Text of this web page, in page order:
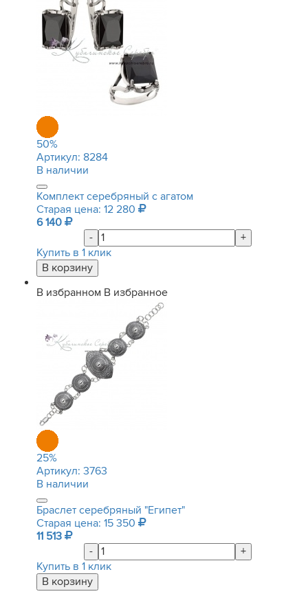
50%
Артикул: 8284
В наличии
Комплект серебряный с агатом
Старая цена: 12 280
6 140
-
+
Купить в 1 клик
В избранном В избранное
25%
Артикул: 3763
В наличии
Браслет серебряный "Египет"
Старая цена: 15 350
11 513
-
+
Купить в 1 клик